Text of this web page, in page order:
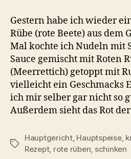
Gestern habe ich wieder
Rübe (rote Beete) aus dem
Mal kochte ich Nudeln mit
Sauce gemischt mit Roten
(Meerrettich) getoppt mit
vielleicht ein Geschmacks
ich mir selber gar nicht so
Außerdem sieht das Rot
Schlagwörter
Hauptgericht, Hauptspeise,
Rezept, rote rüben, schinken